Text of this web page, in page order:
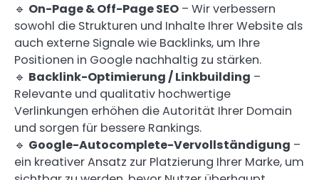
🔹 On-Page & Off-Page SEO – Wir verbessern
sowohl die Strukturen und Inhalte Ihrer Website als
auch externe Signale wie Backlinks, um Ihre
Positionen in Google nachhaltig zu stärken.
🔹 Backlink-Optimierung / Linkbuilding –
Relevante und qualitativ hochwertige
Verlinkungen erhöhen die Autorität Ihrer Domain
und sorgen für bessere Rankings.
🔹 Google-Autocomplete-Vervollständigung –
ein kreativer Ansatz zur Platzierung Ihrer Marke, um